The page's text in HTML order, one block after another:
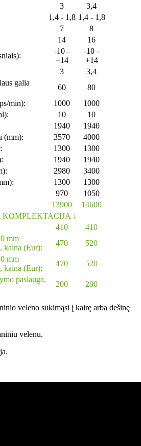
3
3,4
1,4 - 1,8 1,4 - 1,8
7
8
14
16
-10 -
+14
-10 -
+14
3
3,4
galia
60
80
min):
1000
1000
10
10
1940
1940
(mm):
3570
4000
1300
1300
1940
1940
2980
3400
1300
1300
970
1050
13900
14600
KOMPLEKTACIJA ↓
410
410
mm
kaina (Eur):
470
520
mm
kaina (Eur):
470
520
paslauga,
200 200
veleno sukimąsi į kairę arba dešinę
velenu.